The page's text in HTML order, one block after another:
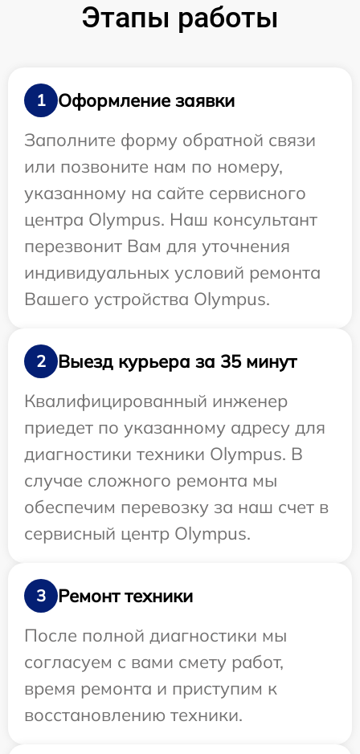
Этапы работы
1
Оформление заявки
Заполните форму обратной связи
или позвоните нам по номеру,
указанному на сайте сервисного
центра Olympus. Наш консультант
перезвонит Вам для уточнения
индивидуальных условий ремонта
Вашего устройства Olympus.
2
Выезд курьера за 35 минут
Квалифицированный инженер
приедет по указанному адресу для
диагностики техники Olympus. В
случае сложного ремонта мы
обеспечим перевозку за наш счет в
сервисный центр Olympus.
3
Ремонт техники
После полной диагностики мы
согласуем с вами смету работ,
время ремонта и приступим к
восстановлению техники.